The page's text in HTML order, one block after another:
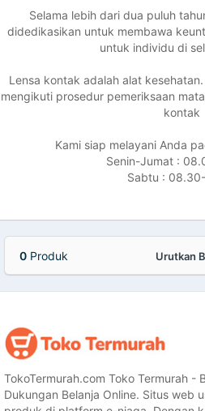
Selama lebih dari dua puluh
didedikasikan untuk membawa
untuk individu di
Lensa kontak adalah alat
mengikuti prosedur pemeriksaan
kontak
Kami siap melayani Anda
Senin-Jumat :
Sabtu :
0 Produk Urutkan
TokoTermurah.com Toko Termurah -
Dukungan Belanja Online. Situs web